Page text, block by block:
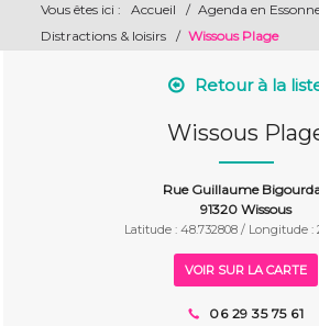
Vous êtes ici : Accueil / Agenda en
Distractions & loisirs
/ Wissous Plage
Retour à la
Wissous
Rue Guillaume
91320 Wissous
Latitude : 48.732808 / Longitude :
VOIR SUR LA CARTE
06 29 35 75 61